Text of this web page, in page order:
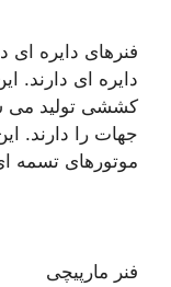
فنرهای دایره
دایره ای دارند.
کششی تولید می
جهات را دارند.
موتورهای تسمه
فنر مارپیچی